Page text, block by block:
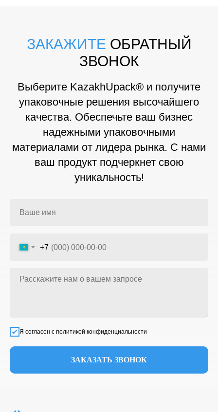
ЗАКАЖИТЕ ОБРАТНЫЙ
ЗВОНОК
Выберите KazakhUpack® и получите
упаковочные решения высочайшего
качества. Обеспечьте ваш бизнес
надежными упаковочными
материалами от лидера рынка. С нами
ваш продукт подчеркнет свою
уникальность!
+7
Я согласен с политикой конфиденциальности
ЗАКАЗАТЬ ЗВОНОК